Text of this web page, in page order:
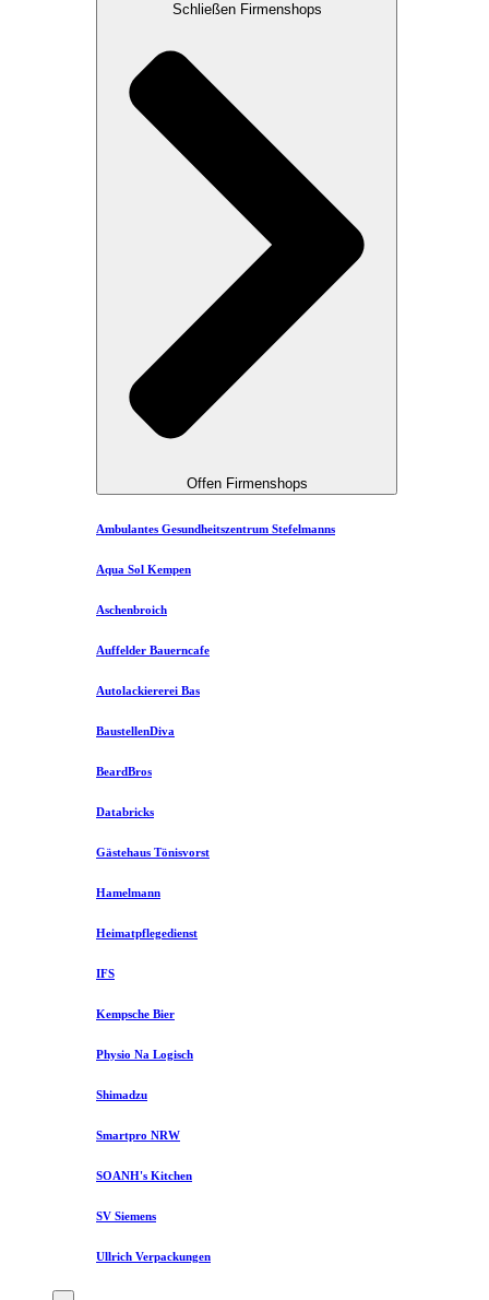
Schließen Firmenshops
Offen Firmenshops
Ambulantes Gesundheitszentrum Stefelmanns
Aqua Sol Kempen
Aschenbroich
Auffelder Bauerncafe
Autolackiererei Bas
BaustellenDiva
BeardBros
Databricks
Gästehaus Tönisvorst
Hamelmann
Heimatpflegedienst
IFS
Kempsche Bier
Physio Na Logisch
Shimadzu
Smartpro NRW
SOANH's Kitchen
SV Siemens
Ullrich Verpackungen